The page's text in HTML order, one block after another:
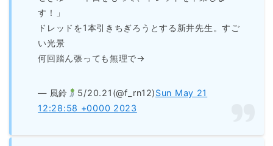
す！」
ドレッドを1本引きちぎろうとする新井先生。すご
い光景
何回踏ん張っても無理で→
— 風鈴 5/20.21(@f_rn12)Sun May 21
12:28:58 +0000 2023